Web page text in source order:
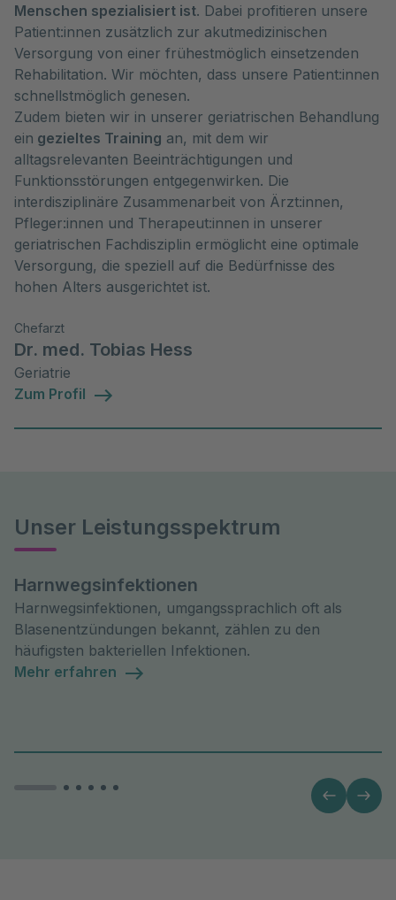
Menschen spezialisiert ist. Dabei profitieren unsere
Patient:innen zusätzlich zur akutmedizinischen
Versorgung von einer frühestmöglich einsetzenden
Rehabilitation. Wir möchten, dass unsere Patient:innen
schnellstmöglich genesen.
Zudem bieten wir in unserer geriatrischen Behandlung
ein gezieltes Training an, mit dem wir
alltagsrelevanten Beeinträchtigungen und
Funktionsstörungen entgegenwirken. Die
interdisziplinäre Zusammenarbeit von Ärzt:innen,
Pfleger:innen und Therapeut:innen in unserer
geriatrischen Fachdisziplin ermöglicht eine optimale
Versorgung, die speziell auf die Bedürfnisse des
hohen Alters ausgerichtet ist.
Chefarzt
Dr. med. Tobias Hess
Geriatrie
Zum Profil
Unser Leistungsspektrum
Harnwegsinfektionen
Harnwegsinfektionen, umgangssprachlich oft als
Blasenentzündungen bekannt, zählen zu den
häufigsten bakteriellen Infektionen.
Mehr erfahren